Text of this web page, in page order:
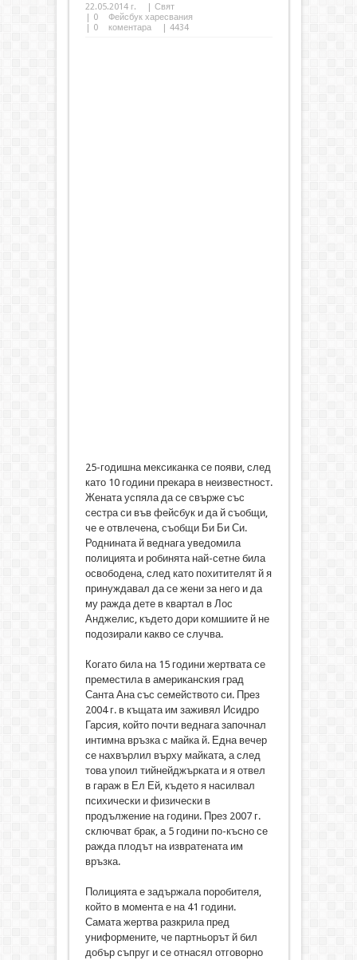
22.05.2014 г. | Свят
| 0
Фейсбук харесвания
| 0 коментара | 4434
25-годишна мексиканка се появи, след
като 10 години прекара в неизвестност.
Жената успяла да се свърже със
сестра си във фейсбук и да й съобщи,
че е отвлечена, съобщи Би Би Си.
Роднината й веднага уведомила
полицията и робинята най-сетне била
освободена, след като похитителят й я
принуждавал да се жени за него и да
му ражда дете в квартал в Лос
Анджелис, където дори комшиите й не
подозирали какво се случва.
Когато била на 15 години жертвата се
преместила в американския град
Санта Ана със семейството си. През
2004 г. в къщата им заживял Исидро
Гарсия, който почти веднага започнал
интимна връзка с майка й. Една вечер
се нахвърлил върху майката, а след
това упоил тийнейджърката и я отвел
в гараж в Ел Ей, където я насилвал
психически и физически в
продължение на години. През 2007 г.
сключват брак, а 5 години по-късно се
ражда плодът на извратената им
връзка.
Полицията е задържала поробителя,
който в момента е на 41 години.
Самата жертва разкрила пред
униформените, че партньорът й бил
добър съпруг и се отнасял отговорно